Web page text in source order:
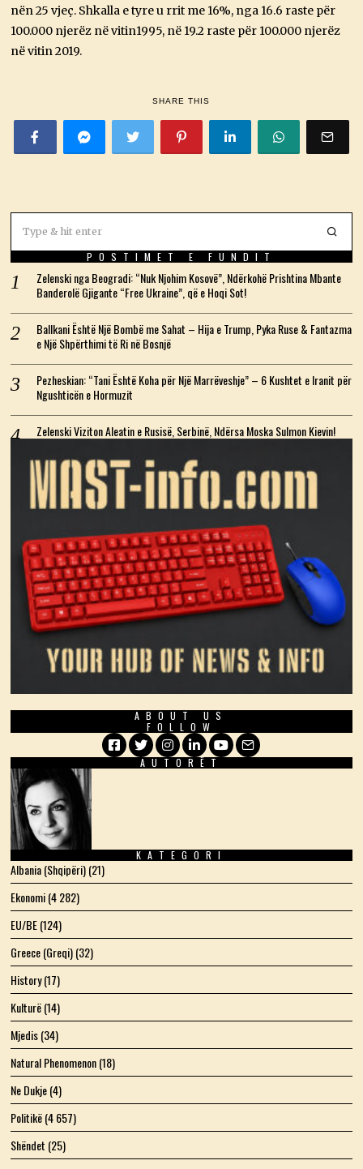
nën 25 vjeç. Shkalla e tyre u rrit me 16%, nga 16.6 raste për
100.000 njerëz në vitin1995, në 19.2 raste për 100.000 njerëz
në vitin 2019.
SHARE THIS
POSTIMET E FUNDIT
Zelenski nga Beogradi: “Nuk Njohim Kosovë”, Ndërkohë Prishtina Mbante
Banderolë Gjigante “Free Ukraine”, që e Hoqi Sot!
Ballkani Është Një Bombë me Sahat – Hija e Trump, Pyka Ruse & Fantazma
e Një Shpërthimi të Ri në Bosnjë
Pezheskian: “Tani Është Koha për Një Marrëveshje” – 6 Kushtet e Iranit për
Ngushticën e Hormuzit
Zelenski Viziton Aleatin e Rusisë, Serbinë, Ndërsa Moska Sulmon Kievin!
ABOUT US
FOLLOW
Facebook
TwitterInstagram
LinkedIn
YouTube
Email
AUTORËT
KATEGORI
Albania (Shqipëri)(21)
Ekonomi(4 282)
EU/BE(124)
Greece (Greqi)(32)
History(17)
Kulturë(14)
Mjedis(34)
Natural Phenomenon(18)
Ne Dukje(4)
Politikë(4 657)
Shëndet (25)